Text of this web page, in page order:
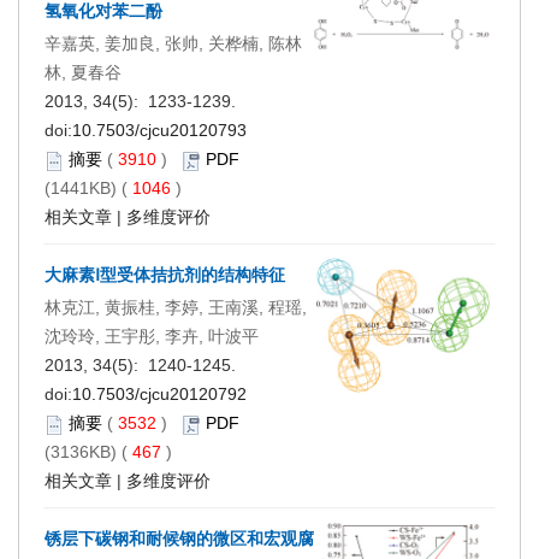
氢氧化对苯二酚
辛嘉英, 姜加良, 张帅, 关桦楠, 陈林
林, 夏春谷
2013, 34(5): 1233-1239.
doi:10.7503/cjcu20120793
摘要 ( 3910 )
PDF
(1441KB) ( 1046 )
相关文章 | 多维度评价
大麻素Ⅰ型受体拮抗剂的结构特征
林克江, 黄振桂, 李婷, 王南溪, 程瑶,
沈玲玲, 王宇彤, 李卉, 叶波平
2013, 34(5): 1240-1245.
doi:10.7503/cjcu20120792
摘要 ( 3532 )
PDF
(3136KB) ( 467 )
相关文章 | 多维度评价
锈层下碳钢和耐候钢的微区和宏观腐